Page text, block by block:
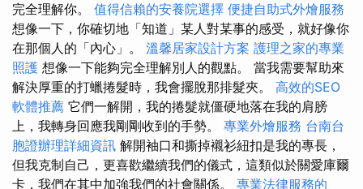
完全理解你。 值得信賴的安養院選擇 便捷自助式外燴服務
想像一下，你確切地「知道」某人對某事的感受，就好像你
在那個人的「內心」。 溫馨居家設計方案 護理之家的專業
照護 想像一下能夠完全理解別人的觀點。 當我需要幫助來
解決厚重的打蠟捲髮時，我會擺脫那排髮夾。 高效的SEO
軟體推薦 它們一解開，我的捲髮就僵硬地落在我的肩膀
上，我轉身回應我剛剛收到的手勢。 專業外燴服務 台南台
胞證辦理詳細資訊 解開袖口和撕掉襯衫紐扣是我的專長，
但我克制自己，更喜歡繼續我們的儀式，這類似於關愛庫爾
卡，我們在其中加強我們的社會關係。 專業法律服務的